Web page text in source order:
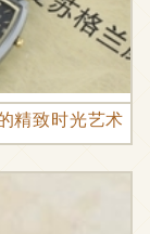
精致时光艺术